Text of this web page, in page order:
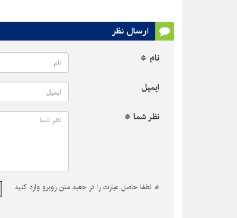
ارسال نظر
نام *
ایمیل
نظر شما *
* لطفا حاصل عبارت را در جعبه متن روبرو وارد کنید